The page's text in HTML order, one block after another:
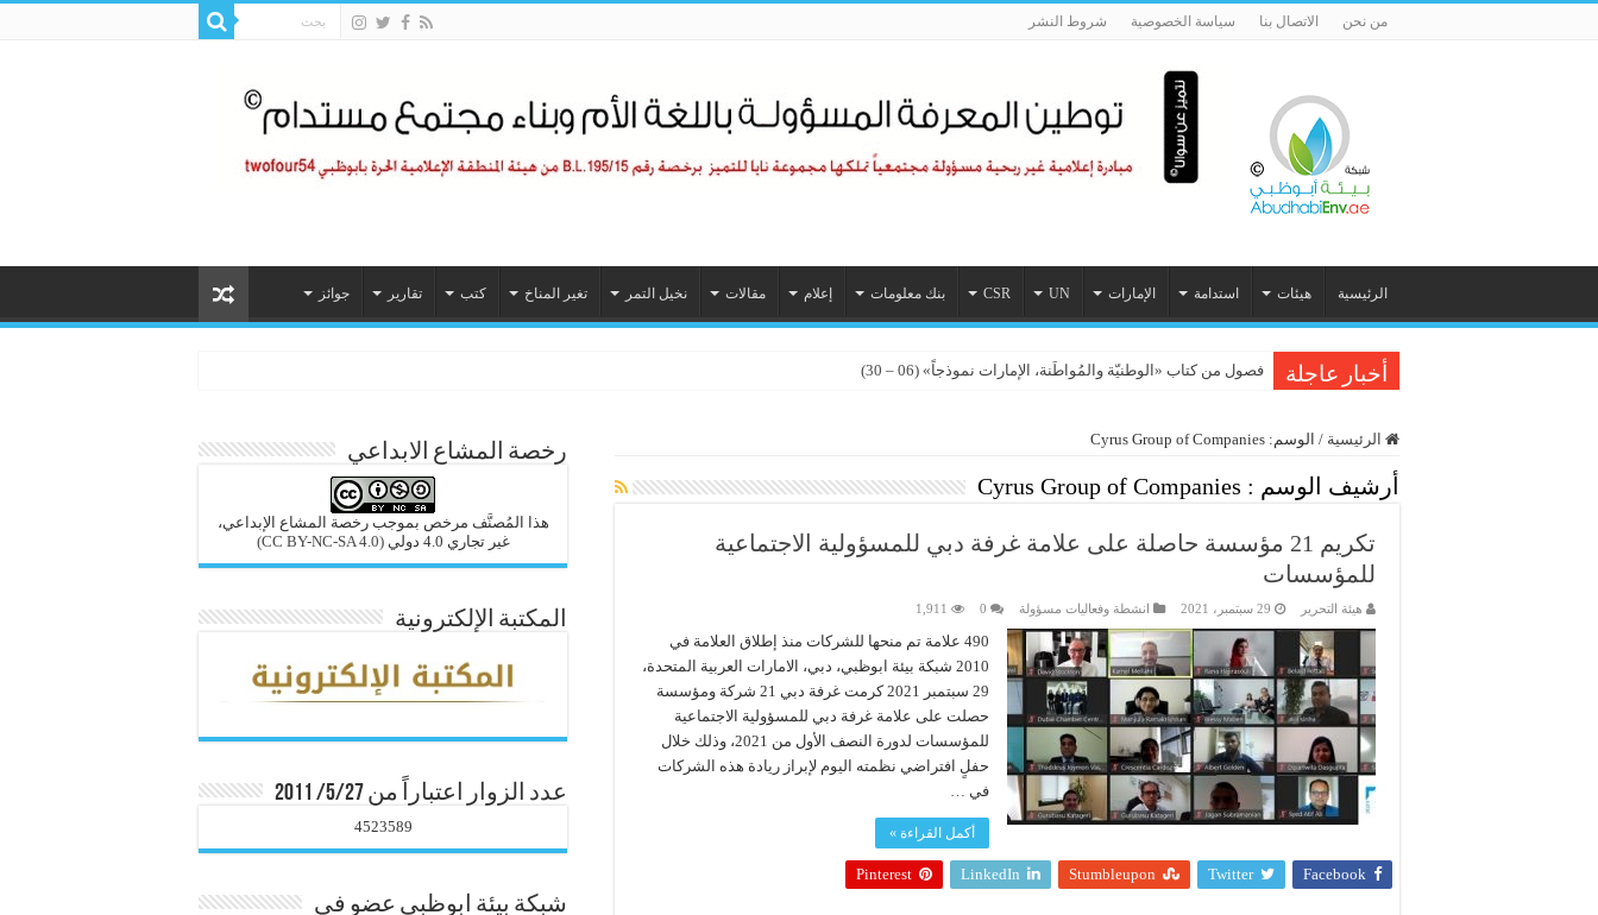
من نحن الاتصال بنا سياسة الخصوصية شروط النشر
الرئيسية هيئات استدامة الإمارات UN
CSR بنك معلومات إعلام مقالات نخيل التمر تغير المناخ كتب تقارير جوائز
أخبار عاجلة فصول من كتاب «الوطنيّة والمُواطَنة، الإمارات نموذجاً» (06 – 30)
الرئيسية / الوسم: Cyrus Group of Companies
أرشيف الوسم : Cyrus Group of Companies
تكريم 21 مؤسسة حاصلة على علامة غرفة دبي للمسؤولية الاجتماعية
للمؤسسات
هيئة التحرير 29 سبتمبر، 2021 انشطة وفعاليات مسؤولة 0
1,911
490 علامة تم منحها للشركات منذ إطلاق العلامة في
2010 شبكة بيئة ابوظبي، دبي، الامارات العربية المتحدة،
29 سبتمبر 2021 كرمت غرفة دبي 21 شركة ومؤسسة
حصلت على علامة غرفة دبي للمسؤولية الاجتماعية
للمؤسسات لدورة النصف الأول من 2021، وذلك خلال
حفلٍ افتراضي نظمته اليوم لإبراز ريادة هذه الشركات
في …
أكمل القراءة »
Facebook
Twitter
Stumbleupon
LinkedIn
Pinterest
رخصة المشاع الابداعي
هذا المُصنَّف مرخص بموجب رخصة المشاع الإبداعي،
غير تجاري 4.0 دولي
(CC BY-NC-SA 4.0)
المكتبة الإلكترونية
عدد الزوار اعتباراً من 5/27/ 2011
4523589
شبكة بيئة ابوظبي عضو في